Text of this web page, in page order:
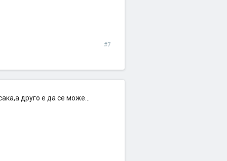
#7
друго е да се може...